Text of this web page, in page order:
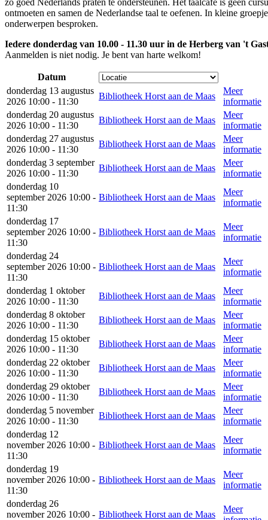
ontmoeten en samen de Nederlandse taal te oefenen. In kleine
onderwerpen besproken.
Iedere donderdag van 10.00 - 11.30 uur in de Herberg van 't
Aanmelden is niet nodig. Je bent van harte welkom!
Datum
donderdag 13 augustus
2026 10:00 - 11:30
Bibliotheek Horst aan de Maas
Meer
informatie
donderdag 20 augustus
2026 10:00 - 11:30
Bibliotheek Horst aan de Maas
Meer
informatie
donderdag 27 augustus
2026 10:00 - 11:30
Bibliotheek Horst aan de Maas
Meer
informatie
donderdag 3 september
2026 10:00 - 11:30
Bibliotheek Horst aan de Maas
Meer
informatie
donderdag 10
september 2026 10:00 -
11:30
Bibliotheek Horst aan de Maas
Meer
informatie
donderdag 17
september 2026 10:00 -
11:30
Bibliotheek Horst aan de Maas
Meer
informatie
donderdag 24
september 2026 10:00 -
11:30
Bibliotheek Horst aan de Maas
Meer
informatie
donderdag 1 oktober
2026 10:00 - 11:30
Bibliotheek Horst aan de Maas
Meer
informatie
donderdag 8 oktober
2026 10:00 - 11:30
Bibliotheek Horst aan de Maas
Meer
informatie
donderdag 15 oktober
2026 10:00 - 11:30
Bibliotheek Horst aan de Maas
Meer
informatie
donderdag 22 oktober
2026 10:00 - 11:30
Bibliotheek Horst aan de Maas
Meer
informatie
donderdag 29 oktober
2026 10:00 - 11:30
Bibliotheek Horst aan de Maas
Meer
informatie
donderdag 5 november
2026 10:00 - 11:30
Bibliotheek Horst aan de Maas
Meer
informatie
donderdag 12
november 2026 10:00 -
11:30
Bibliotheek Horst aan de Maas
Meer
informatie
donderdag 19
november 2026 10:00 -
11:30
Bibliotheek Horst aan de Maas
Meer
informatie
donderdag 26
november 2026 10:00 - Bibliotheek Horst aan de Maas
Meer